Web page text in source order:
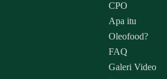
CPO
Apa itu
Oleofood?
FAQ
Galeri Video